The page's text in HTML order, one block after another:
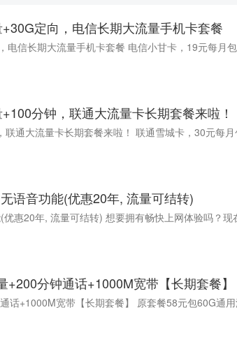
定向，电信长期大流量手机卡套餐
分钟，联通大流量卡长期套餐来啦！
电信大地卡39元包230G通用+30G定向+无语音功能(优惠20年, 流量可结转)
+200分钟通话+1000M宽带【长期套餐】